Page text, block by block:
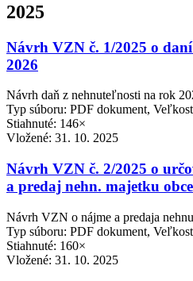
2025
Návrh VZN č. 1/2025 o
2026
Návrh daň z nehnuteľnosti na rok
Typ súboru: PDF dokument,
Stiahnuté: 146×
Vložené: 31. 10. 2025
Návrh VZN č. 2/2025 o
a predaj nehn. majetku obce
Návrh VZN o nájme a predaja
Typ súboru: PDF dokument,
Stiahnuté: 160×
Vložené: 31. 10. 2025